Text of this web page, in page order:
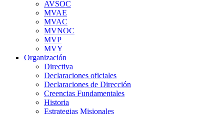
AVSOC
MVAE
MVAC
MVNOC
MVP
MVY
Organización
Directiva
Declaraciones oficiales
Declaraciones de Dirección
Creencias Fundamentales
Historia
Estrategias Misionales